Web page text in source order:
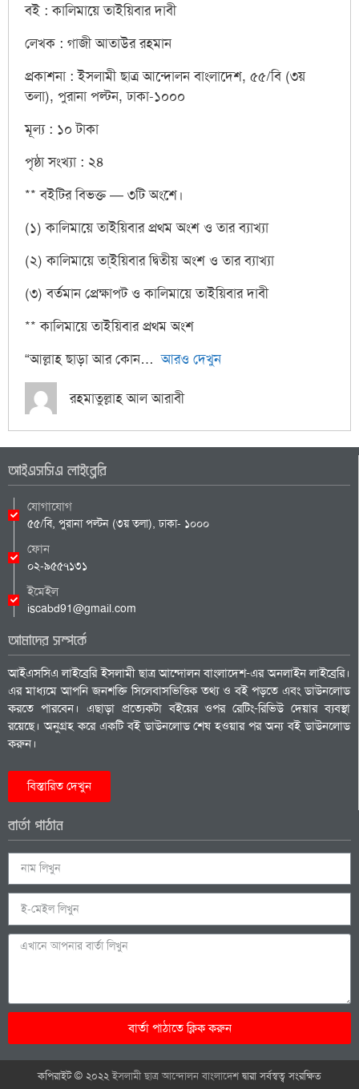
বই : কালিমায়ে তাইয়িবার দাবী
লেখক : গাজী আতাউর রহমান
প্রকাশনা : ইসলামী ছাত্র আন্দোলন বাংলাদেশ, ৫৫/বি (৩য়
তলা), পুরানা পল্টন, ঢাকা-১০০০
মূল্য : ১০ টাকা
পৃষ্ঠা সংখ্যা : ২৪
** বইটির বিভক্ত — ৩টি অংশে।
(১) কালিমায়ে তাইয়িবার প্রথম অংশ ও তার ব্যাখ্যা
(২) কালিমায়ে তা্ইয়িবার দ্বিতীয় অংশ ও তার ব্যাখ্যা
(৩) বর্তমান প্রেক্ষাপট ও কালিমায়ে তাইয়িবার দাবী
** কালিমায়ে তাইয়িবার প্রথম অংশ
“আল্লাহ ছাড়া আর কোন
আরও দেখুন
রহমাতুল্লাহ আল আরাবী
আইএসসিএ লাইব্রেরি
যোগাযোগ
৫৫/বি, পুরানা পল্টন (৩য় তলা), ঢাকা- ১০০০
ফোন
০২-৯৫৫৭১৩১
ইমেইল
iscabd91@gmail.com
আমাদের সম্পর্কে
আইএসসিএ লাইব্রেরি ইসলামী ছাত্র আন্দোলন বাংলাদেশ-এর অনলাইন লাইব্রেরি।
এর মাধ্যমে আপনি জনশক্তি সিলেবাসভিত্তিক তথ্য ও বই পড়তে এবং ডাউনলোড
করতে পারবেন। এছাড়া প্রত্যেকটা বইয়ের ওপর রেটিং-রিভিউ দেয়ার ব্যবস্থা
রয়েছে। অনুগ্রহ করে একটি বই ডাউনলোড শেষ হওয়ার পর অন্য বই ডাউনলোড
করুন।
বিস্তারিত দেখুন
বার্তা পাঠান
বার্তা পাঠাতে ক্লিক করুন
কপিরাইট © ২০২২ইসলামী ছাত্র আন্দোলন বাংলাদেশদ্বারা সর্বস্বত্ব সংরক্ষিত